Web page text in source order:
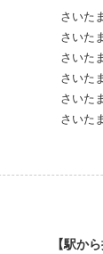
さいた
さいた
さいた
さいた
さいた
さいた
【駅から